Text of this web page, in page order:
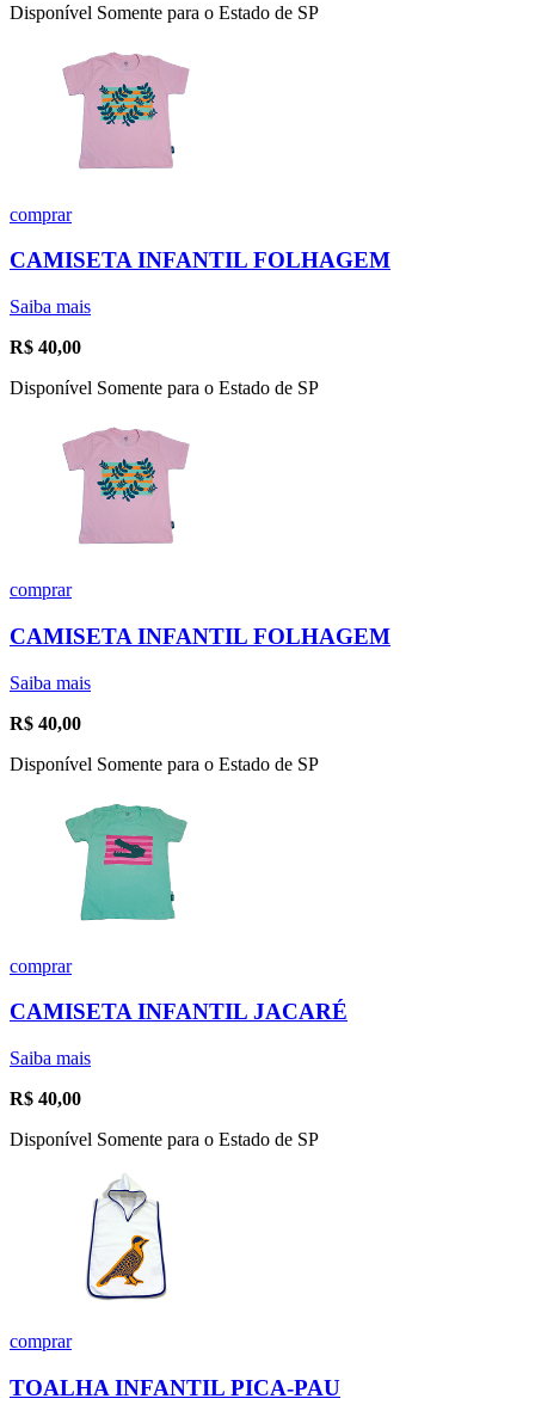
Disponível Somente para o Estado de SP
comprar
CAMISETA INFANTIL FOLHAGEM
Saiba mais
R$ 40,00
Disponível Somente para o Estado de SP
comprar
CAMISETA INFANTIL FOLHAGEM
Saiba mais
R$ 40,00
Disponível Somente para o Estado de SP
comprar
CAMISETA INFANTIL JACARÉ
Saiba mais
R$ 40,00
Disponível Somente para o Estado de SP
comprar
TOALHA INFANTIL PICA-PAU